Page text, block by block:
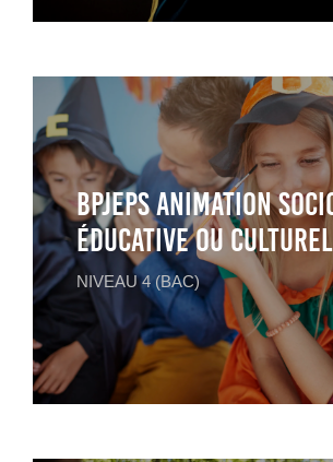
BPJEPS Animation
Éducative ou
NIVEAU 4 (BAC)